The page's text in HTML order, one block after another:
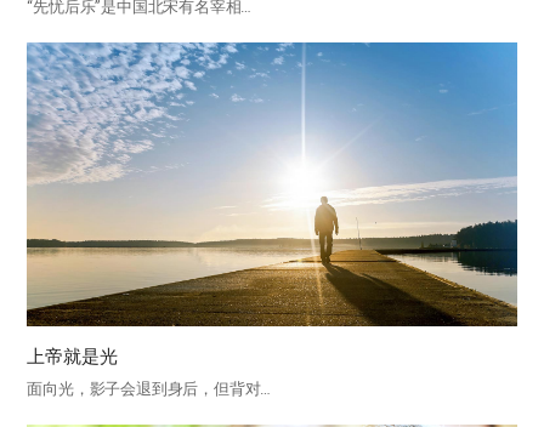
“先忧后乐”是中国北宋有名宰相…
上帝就是光
面向光，影子会退到身后，但背对…